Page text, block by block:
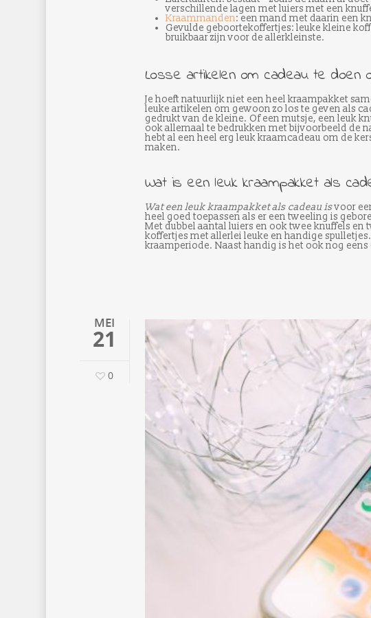
verschillende lagen met luiers met een
Kraammanden: een mand met daarin een
Gevulde geboortekoffertjes: leuke kleine
bruikbaar zijn voor de allerkleinste.
Losse artikelen om cadeau te doen
Je hoeft natuurlijk niet een heel kraampakket
leuke artikelen om gewoon zo los te geven als
gedrukt van de kleine. Of een mutsje, een leuk
ook allemaal te bedrukken met bijvoorbeeld de
hebt al een heel erg leuk kraamcadeau om de
maken.
Wat is een leuk kraampakket als
Wat een leuk kraampakket als cadeau isvoor
heel goed toepassen als er een tweeling is
Met dubbel aantal luiers en ook twee knuffels
koffertjes met allerlei leuke en handige
kraamperiode. Naast handig is het ook nog
MEI
21
0